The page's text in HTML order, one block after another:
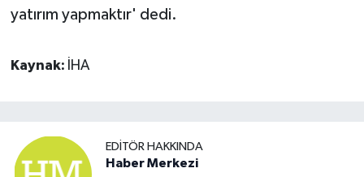
yatırım yapmaktır' dedi.
Kaynak: İHA
EDITÖR HAKKINDA
Haber Merkezi